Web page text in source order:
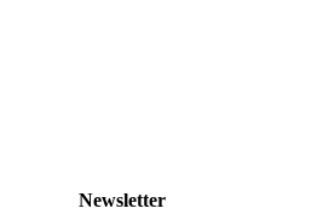
Newsletter